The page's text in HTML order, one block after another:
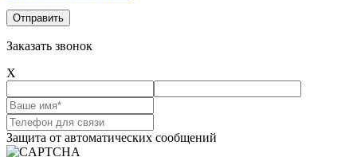
Заказать звонок
X
Защита от автоматических сообщений